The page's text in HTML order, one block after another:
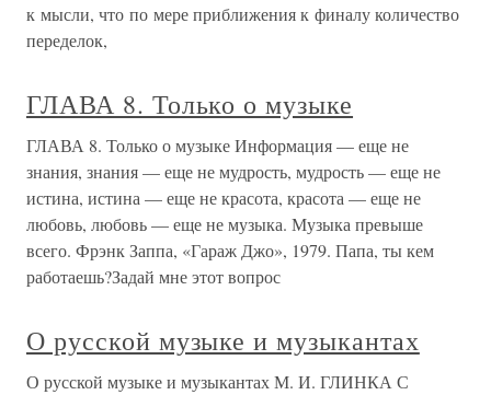
к мысли, что по мере приближения к финалу количество
переделок,
ГЛАВА 8. Только о музыке
ГЛАВА 8. Только о музыке Информация — еще не
знания, знания — еще не мудрость, мудрость — еще не
истина, истина — еще не красота, красота — еще не
любовь, любовь — еще не музыка. Музыка превыше
всего. Фрэнк Заппа, «Гараж Джо», 1979. Папа, ты кем
работаешь?Задай мне этот вопрос
О русской музыке и музыкантах
О русской музыке и музыкантах М. И. ГЛИНКА С